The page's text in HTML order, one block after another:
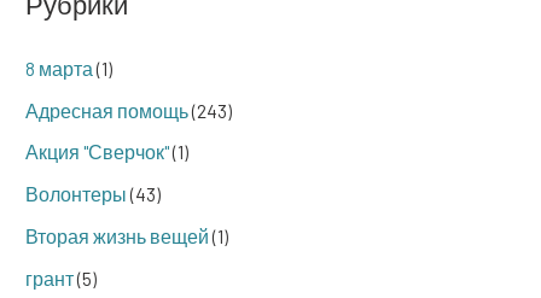
8 марта(1)
Адресная помощь(243)
Акция "Сверчок"(1)
Волонтеры(43)
Вторая жизнь вещей(1)
грант(5)